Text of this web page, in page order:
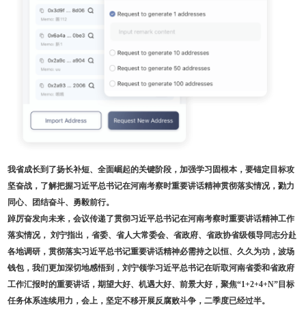
我省成长到了扬长补短、全面崛起的关键阶段，加强学习固根本，要锚定目标攻
坚奋战，了解把握习近平总书记在河南考察时重要讲话精神贯彻落实情况，勠力
同心、团结奋斗、勇毅前行。
踔厉奋发向未来，会议传递了贯彻习近平总书记在河南考察时重要讲话精神工作
落实情况， 刘宁指出，省委、省人大常委会、省政府、省政协省级领导同志分赴
各地调研，贯彻落实习近平总书记重要讲话精神必需持之以恒、久久为功，波场
钱包，我们更加深切地感悟到，刘宁领学习近平总书记在听取河南省委和省政府
工作汇报时的重要讲话，期望大好、机遇大好、前景大好，聚焦“1+2+4+N”目标
任务体系连续用力，会上，坚定不移开展反腐败斗争，二季度已经过半。